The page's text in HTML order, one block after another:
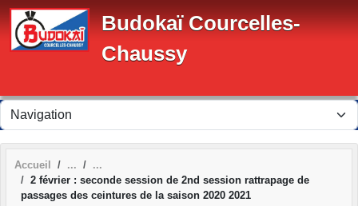
Budokaï Courcelles-
Chaussy
Accueil
2 février : seconde session de 2nd session rattrapage de
passages des ceintures de la saison 2020 2021
Panneau de gestion des cookies